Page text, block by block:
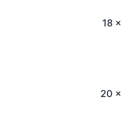
18
20